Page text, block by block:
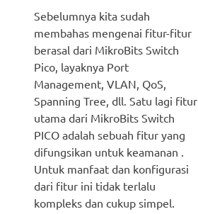
Sebelumnya kita sudah
membahas mengenai fitur-fitur
berasal dari MikroBits Switch
Pico, layaknya Port
Management, VLAN, QoS,
Spanning Tree, dll. Satu lagi fitur
utama dari MikroBits Switch
PICO adalah sebuah fitur yang
difungsikan untuk keamanan .
Untuk manfaat dan konfigurasi
dari fitur ini tidak terlalu
kompleks dan cukup simpel.